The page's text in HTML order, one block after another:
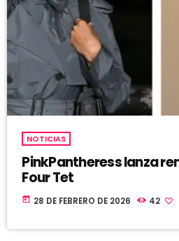
NOTICIAS
PinkPantheress lanza
Four Tet
today 28 DE FEBRERO DE 2026 42